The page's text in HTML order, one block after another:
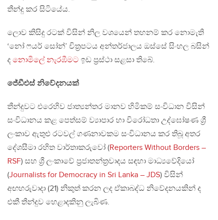
තීන්දු කර සිටියේය.
ලොව කිසිදු රටක් විසින් නිල වශයෙන් තහනම් කර නොමැති
‘නෝ ෆයර් සෝන්’ චිත්‍රපටය අන්තර්ජාලය ඔස්සේ සිංහල බසින්
ද නොමිලේ නැරඹීමට ඉඩ ප්‍රස්ථා සළසා තිබේ.
ජේඩීඑස් නිවේදනයක්
තීන්දුවට එරෙහිව ජාත්‍යන්තර මානව හිමිකම් සංවිධාන විසින්
සංවිධානය කළ පෙත්සම් ව්‍යාපාර හා විරෝධතා උද්ඝෝෂණ ශ්‍රී
ලංකාව ඇතුළු රටවල් ගණනාවකම සංවිධානය කර තිබූ අතර
දේශසීමා රහිත වාර්තාකරුවෝ (Reporters Without Borders –
RSF) සහ ශ්‍රී ලංකාවේ ප්‍ර‍ජාතන්ත්‍ර‍වාදය සඳහා මාධ්‍යවේදියෝ
(Journalists for Democracy in Sri Lanka – JDS) විසින්
අඟහරුවාදා (21) නිකුත් කරන ලද ඒකාබද්ධ නිවේදනයකින් ද
එකී තීන්දුව හෙළාදකිනු ලැබිණ.